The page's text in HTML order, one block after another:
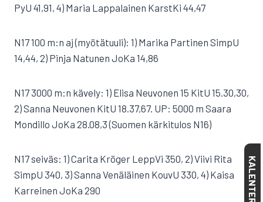
PyU 41,91, 4) Maria Lappalainen KarstKi 44,47
N17 100 m:n aj (myötätuuli): 1) Marika Partinen SimpU
14,44, 2) Pinja Natunen JoKa 14,86
N17 3000 m:n kävely: 1) Elisa Neuvonen 15 KitU 15.30,30,
2) Sanna Neuvonen KitU 18.37,67. UP: 5000 m Saara
Mondillo JoKa 28.08,3 (Suomen kärkitulos N16)
N17 seiväs: 1) Carita Kröger LeppVi 350, 2) Viivi Rita
SimpU 340, 3) Sanna Venäläinen KouvU 330, 4) Kaisa
Karreinen JoKa 290
KALENTERI